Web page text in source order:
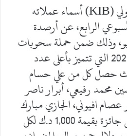
أعلن بنك الكويت الدولي (KIB) أسماء عملائه
الرابع، عن أرصدة
وذلك ضمن حملة سحوبات
حساب الدروازة لعام 2024 التي تتميز بأعلى عدد
حصل كل من علي حسام
محمد رفيعي، أبرار ناصر
عصام افيوني، الجازي مبارك
عبد الهادي العجمي على جائزة بقيمة 1,000 د.ك لكل